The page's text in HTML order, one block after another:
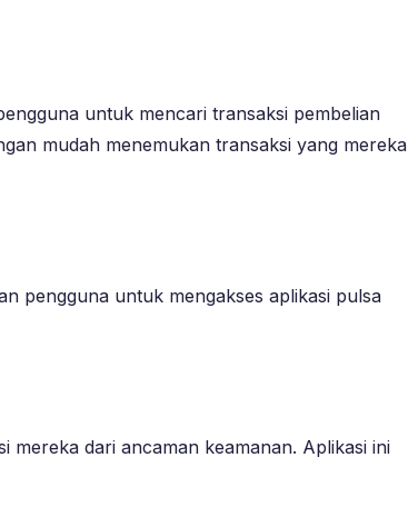
untuk mencari transaksi pembelian
mudah menemukan transaksi yang mereka
pengguna untuk mengakses aplikasi pulsa
mereka dari ancaman keamanan. Aplikasi ini